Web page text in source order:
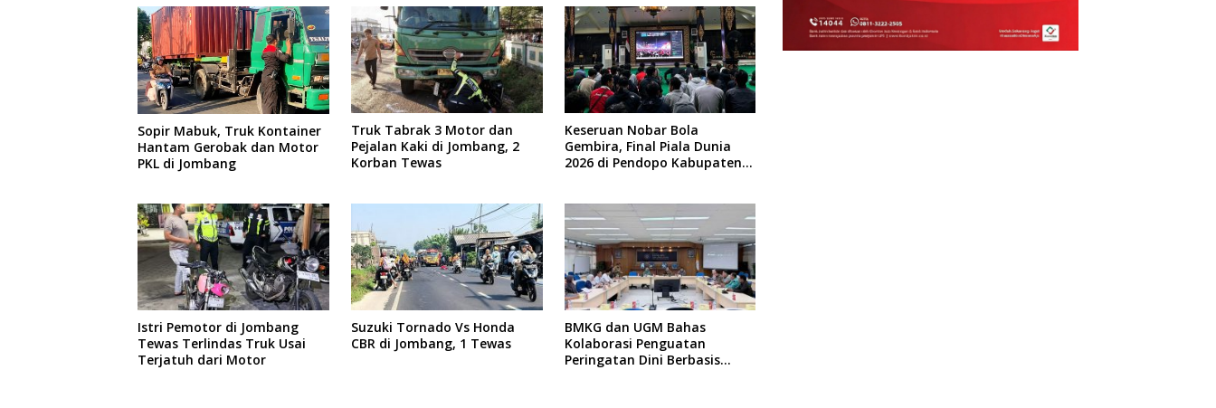
Sopir Mabuk, Truk Kontainer
Hantam Gerobak dan Motor
PKL di Jombang
Truk Tabrak 3 Motor dan
Pejalan Kaki di Jombang, 2
Korban Tewas
Keseruan Nobar Bola
Gembira, Final Piala Dunia
2026 di Pendopo Kabupaten
Istri Pemotor di Jombang
Tewas Terlindas Truk Usai
Terjatuh dari Motor
Suzuki Tornado Vs Honda
CBR di Jombang, 1 Tewas
BMKG dan UGM Bahas
Kolaborasi Penguatan
Peringatan Dini Berbasis